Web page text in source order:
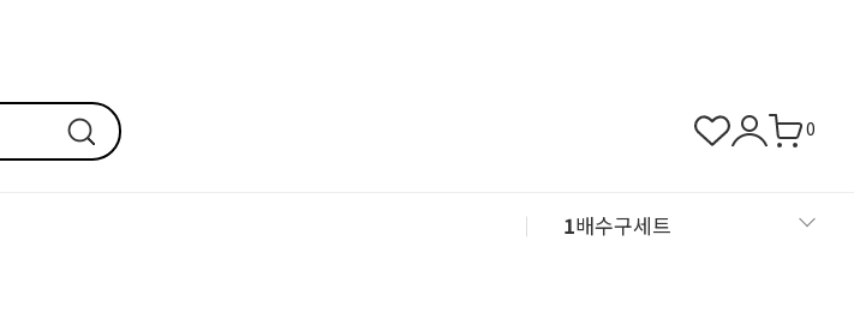
0
1배수구세트